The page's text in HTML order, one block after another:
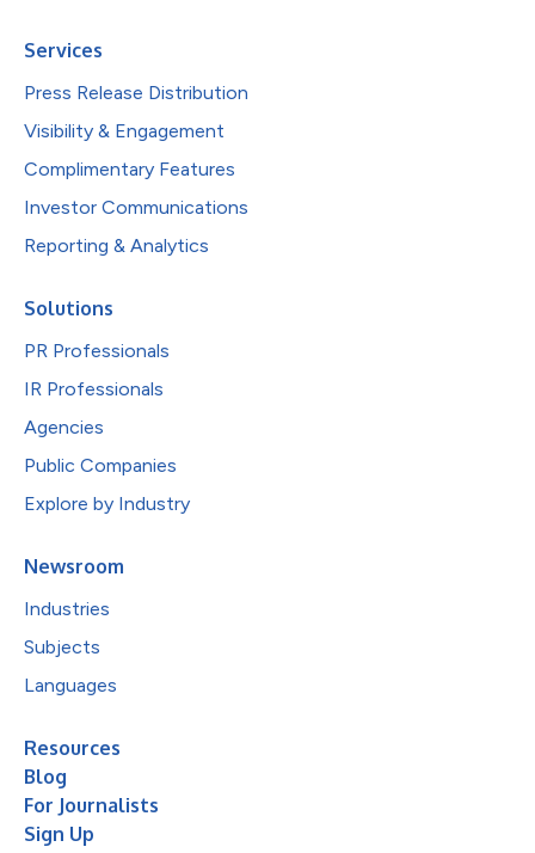
Services
Press Release Distribution
Visibility & Engagement
Complimentary Features
Investor Communications
Reporting & Analytics
Solutions
PR Professionals
IR Professionals
Agencies
Public Companies
Explore by Industry
Newsroom
Industries
Subjects
Languages
Resources
Blog
For Journalists
Sign Up